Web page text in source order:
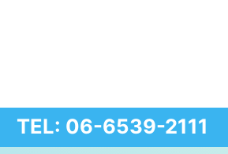
TEL: 06-6539-2111